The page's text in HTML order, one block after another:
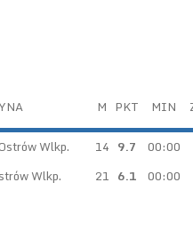
M PKT MIN
Wlkp. 14 9.7
00:00
Wlkp. 21 6.1 00:00